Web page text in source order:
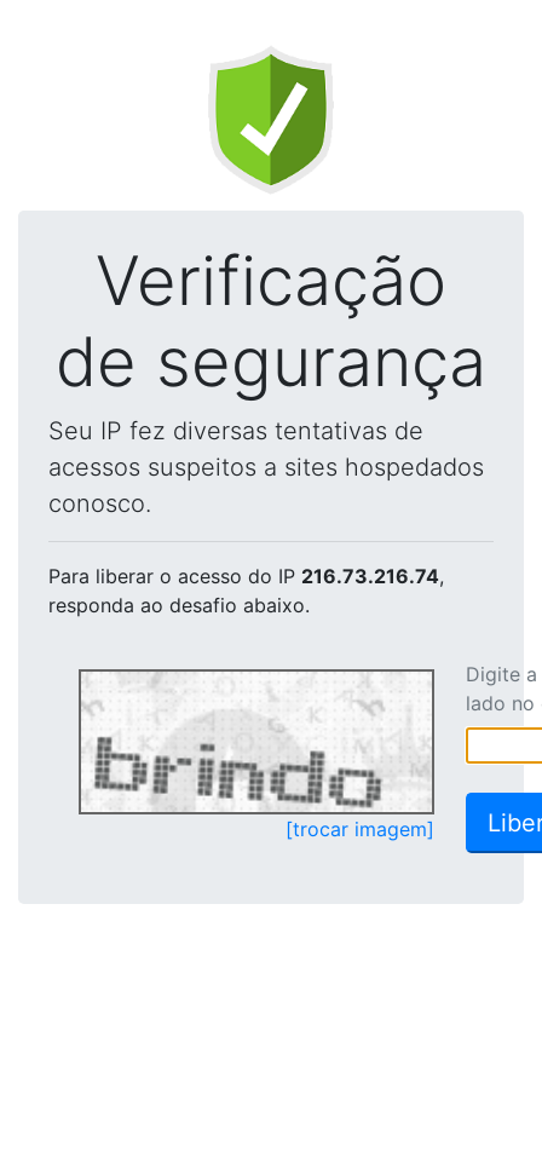
Verificação
de segurança
Seu IP fez diversas tentativas de
acessos suspeitos a sites hospedados
conosco.
Para liberar o acesso do IP 216.73.216.74,
responda ao desafio abaixo.
[trocar imagem]
Digite
lado no